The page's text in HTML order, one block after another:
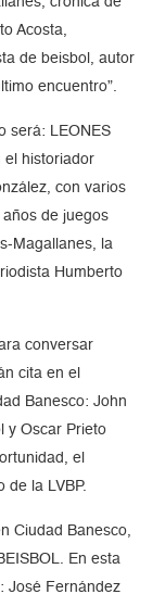
Acosta,
de beisbol, autor
encuentro”.
será: LEONES
el historiador
con varios
de juegos
Magallanes, la
Humberto
conversar
cita en el
Banesco: John
y Oscar Prieto
el
de la LVBP.
Ciudad Banesco,
En esta
José Fernández